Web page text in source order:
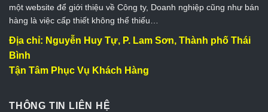
một website để giới thiệu về Công ty, Doanh nghiệp cũng như bán
hàng là việc cấp thiết không thể thiếu…
Địa chỉ: Nguyễn Huy Tự, P. Lam Sơn, Thành phố Thái
Bình
Tận Tâm Phục Vụ Khách Hàng
THÔNG TIN LIÊN HỆ